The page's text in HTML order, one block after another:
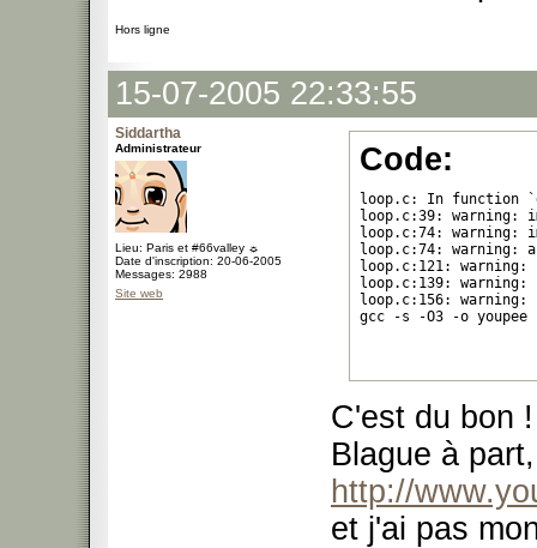
Hors ligne
15-07-2005 22:33:55
Siddartha
Administrateur
Lieu: Paris et #66valley ☼
Date d'inscription: 20-06-2005
Messages: 2988
Site web
Code:
loop.c: In function
loop.c:39: warning:
loop.c:74: warning:
loop.c:74: warning:
loop.c:121: warning:
loop.c:139: warning:
loop.c:156:
gcc -s -O3 -o
C'est du bon
Blague à
http://
et j'ai pas